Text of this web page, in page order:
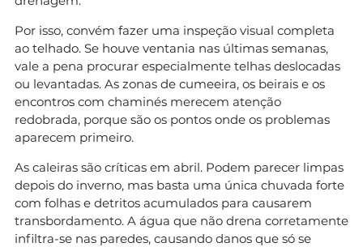
Por isso, convém fazer uma inspeção visual completa
ao telhado. Se houve ventania nas últimas semanas,
vale a pena procurar especialmente telhas deslocadas
ou levantadas. As zonas de cumeeira, os beirais e os
encontros com chaminés merecem atenção
redobrada, porque são os pontos onde os problemas
aparecem primeiro.
As caleiras são críticas em abril. Podem parecer limpas
depois do inverno, mas basta uma única chuvada forte
com folhas e detritos acumulados para causarem
transbordamento. A água que não drena corretamente
infiltra-se nas paredes, causando danos que só se